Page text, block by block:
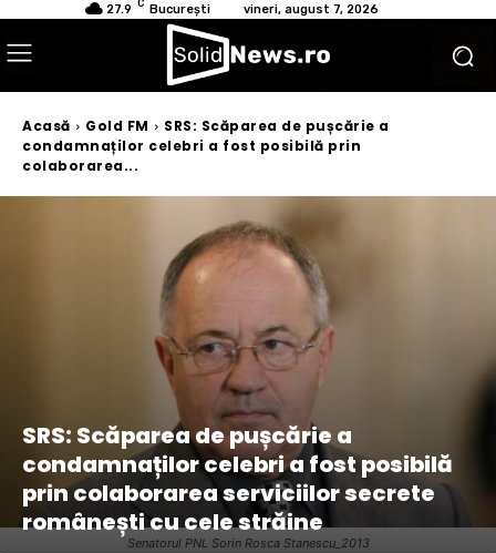
27.9 C București vineri, august 7, 2026
Acasă Gold FM
SRS: Scăparea de pușcărie a
condamnaților celebri a fost posibilă prin
colaborarea...
Senatorul PNL Sorin Rosca Stanescu_2013
SRS: Scăparea de pușcărie a
condamnaților celebri a fost posibilă
prin colaborarea serviciilor secrete
românești cu cele străine